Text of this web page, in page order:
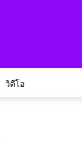
วิดีโอ